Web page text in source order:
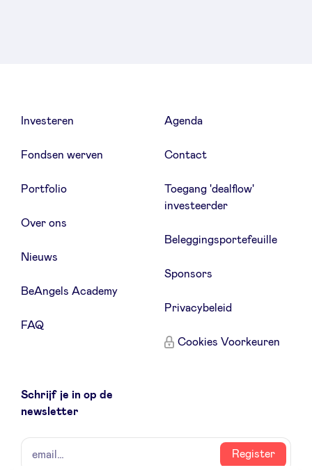
Investeren
Fondsen werven
Portfolio
Over ons
Nieuws
BeAngels Academy
FAQ
Agenda
Contact
Toegang 'dealflow'
investeerder
Beleggingsportefeuille
Sponsors
Privacybeleid
Cookies Voorkeuren
Schrijf je in op de
newsletter
naam
email
Register